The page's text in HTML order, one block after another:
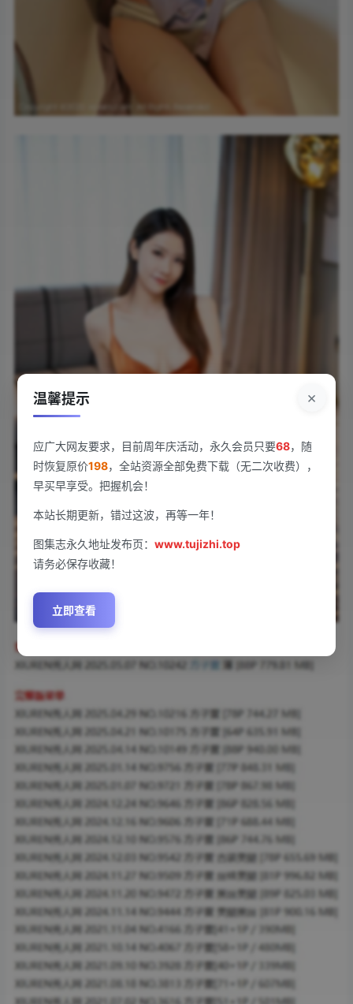
×
温馨提示
应广大网友要求，目前周年庆活动，永久会员只要68，随
时恢复原价198，全站资源全部免费下载（无二次收费），
早买早享受。把握机会！
本站长期更新，错过这波，再等一年！
图集志永久地址发布页：www.tujizhi.top
请务必保存收藏！
立即查看